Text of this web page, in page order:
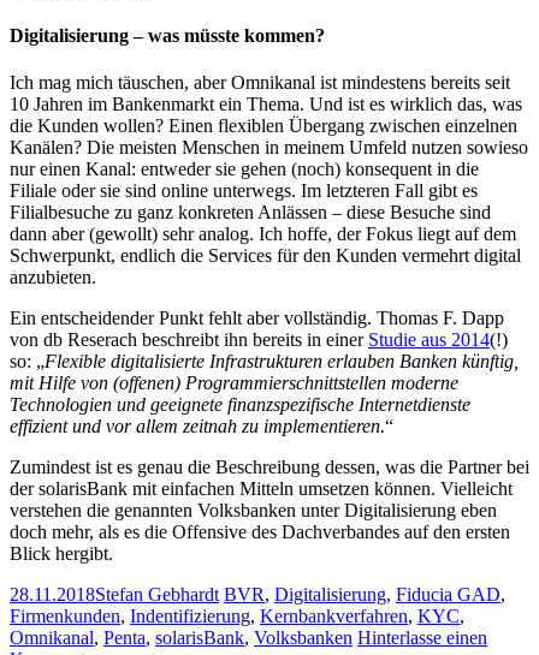
Digitalisierung – was müsste kommen?
Ich mag mich täuschen, aber Omnikanal ist mindestens bereits seit
10 Jahren im Bankenmarkt ein Thema. Und ist es wirklich das, was
die Kunden wollen? Einen flexiblen Übergang zwischen einzelnen
Kanälen? Die meisten Menschen in meinem Umfeld nutzen sowieso
nur einen Kanal: entweder sie gehen (noch) konsequent in die
Filiale oder sie sind online unterwegs. Im letzteren Fall gibt es
Filialbesuche zu ganz konkreten Anlässen – diese Besuche sind
dann aber (gewollt) sehr analog. Ich hoffe, der Fokus liegt auf dem
Schwerpunkt, endlich die Services für den Kunden vermehrt digital
anzubieten.
Ein entscheidender Punkt fehlt aber vollständig. Thomas F. Dapp
von db Reserach beschreibt ihn bereits in einer Studie aus 2014(!)
so: „Flexible digitalisierte Infrastrukturen erlauben Banken künftig,
mit Hilfe von (offenen) Programmierschnittstellen moderne
Technologien und geeignete finanzspezifische Internetdienste
effizient und vor allem zeitnah zu implementieren.“
Zumindest ist es genau die Beschreibung dessen, was die Partner bei
der solarisBank mit einfachen Mitteln umsetzen können. Vielleicht
verstehen die genannten Volksbanken unter Digitalisierung eben
doch mehr, als es die Offensive des Dachverbandes auf den ersten
Blick hergibt.
28.11.2018Stefan Gebhardt BVR, Digitalisierung, Fiducia GAD,
Firmenkunden, Indentifizierung, Kernbankverfahren, KYC,
Omnikanal, Penta, solarisBank, Volksbanken Hinterlasse einen